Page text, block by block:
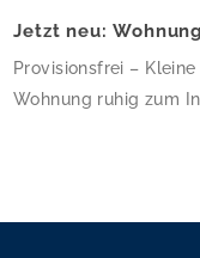
Jetzt neu:
Provisionsfrei –
Wohnung ruhig zum
Wohnung besticht